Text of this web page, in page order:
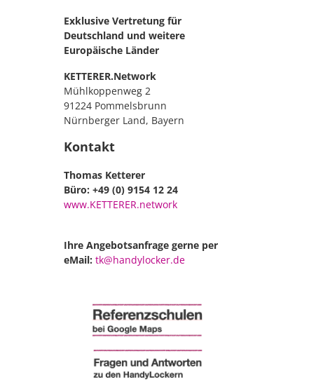
Exklusive Vertretung für
Deutschland und weitere
Europäische Länder
KETTERER.Network
Mühlkoppenweg 2
91224 Pommelsbrunn
Nürnberger Land, Bayern
Kontakt
Thomas Ketterer
Büro: +49 (0) 9154 12 24
www.KETTERER.network
Ihre Angebotsanfrage gerne per
eMail:tk@handylocker.de